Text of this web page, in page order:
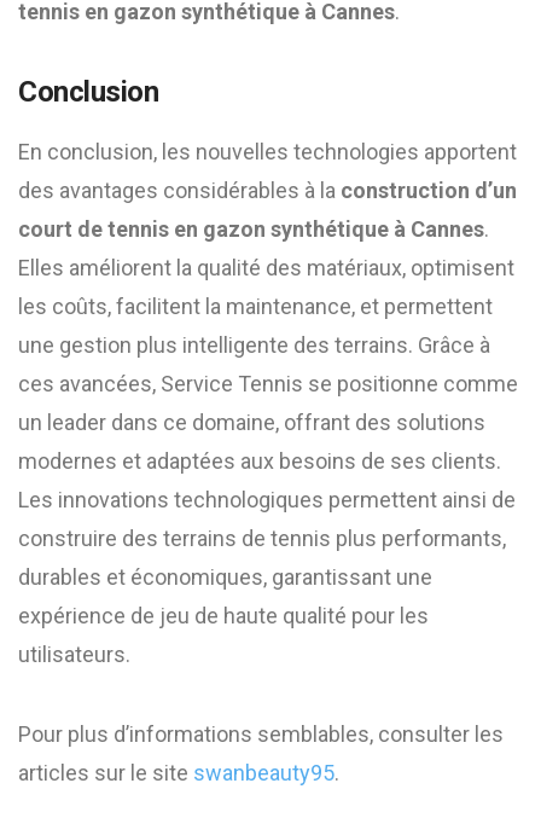
tennis en gazon synthétique à Cannes.
Conclusion
En conclusion, les nouvelles technologies apportent
des avantages considérables à la construction d’un
court de tennis en gazon synthétique à Cannes.
Elles améliorent la qualité des matériaux, optimisent
les coûts, facilitent la maintenance, et permettent
une gestion plus intelligente des terrains. Grâce à
ces avancées, Service Tennis se positionne comme
un leader dans ce domaine, offrant des solutions
modernes et adaptées aux besoins de ses clients.
Les innovations technologiques permettent ainsi de
construire des terrains de tennis plus performants,
durables et économiques, garantissant une
expérience de jeu de haute qualité pour les
utilisateurs.
Pour plus d’informations semblables, consulter les
articles sur le site swanbeauty95.